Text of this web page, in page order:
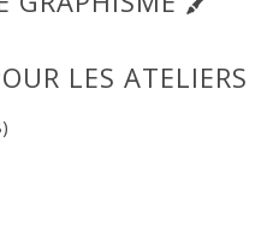
LES ATELIERS